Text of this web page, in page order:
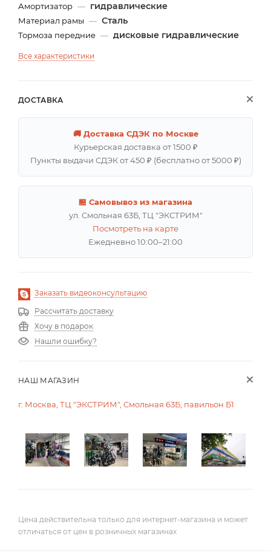
Амортизатор — гидравлические
Материал рамы — Сталь
Тормоза передние — дисковые гидравлические
Все характеристики
ДОСТАВКА
🚚 Доставка СДЭК по Москве
Курьерская доставка от 1500 ₽
Пункты выдачи СДЭК от 450 ₽ (бесплатно от 5000 ₽)
🏪 Самовывоз из магазина
ул. Смольная 63Б, ТЦ "ЭКСТРИМ"
Посмотреть на карте
Ежедневно 10:00–21:00
Заказать видеоконсультацию
Рассчитать доставку
Хочу в подарок
Нашли ошибку?
НАШ МАГАЗИН
г. Москва, ТЦ "ЭКСТРИМ", Смольная 63Б, павильон Б1
Цена действительна только для интернет-магазина и может
отличаться от цен в розничных магазинах